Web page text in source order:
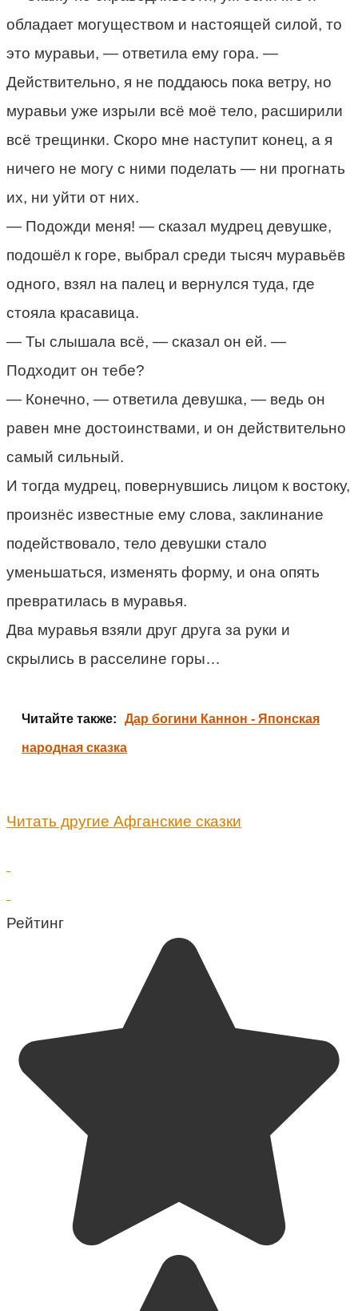
обладает могуществом и настоящей силой, то
это муравьи, — ответила ему гора. —
Действительно, я не поддаюсь пока ветру, но
муравьи уже изрыли всё моё тело, расширили
всё трещинки. Скоро мне наступит конец, а я
ничего не могу с ними поделать — ни прогнать
их, ни уйти от них.
— Подожди меня! — сказал мудрец девушке,
подошёл к горе, выбрал среди тысяч муравьёв
одного, взял на палец и вернулся туда, где
стояла красавица.
— Ты слышала всё, — сказал он ей. —
Подходит он тебе?
— Конечно, — ответила девушка, — ведь он
равен мне достоинствами, и он действительно
самый сильный.
И тогда мудрец, повернувшись лицом к востоку,
произнёс известные ему слова, заклинание
подействовало, тело девушки стало
уменьшаться, изменять форму, и она опять
превратилась в муравья.
Два муравья взяли друг друга за руки и
скрылись в расселине горы…
Читайте также: Дар богини Каннон - Японская
народная сказка
Читать другие Афганские сказки
Рейтинг